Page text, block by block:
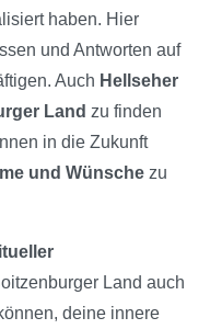
haben. Hier
und Antworten auf
Auch Hellseher
Land zu finden
in die Zukunft
und Wünsche zu
Land auch
deine innere